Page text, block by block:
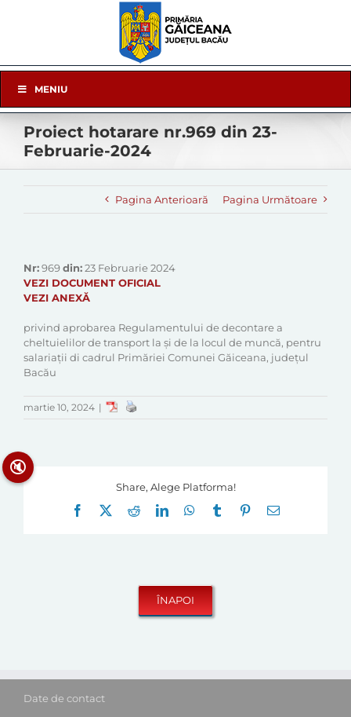
Navigation
MENIU
Proiect hotarare nr.969 din 23-
Februarie-2024
Pagina Anterioară Pagina Următoare
Nr:969din:23 Februarie 2024
VEZI DOCUMENT OFICIAL
VEZI ANEXĂ
privind aprobarea Regulamentului de decontare a
cheltuielilor de transport la și de la locul de muncă, pentru
salariații di cadrul Primăriei Comunei Găiceana, județul
Bacău
martie 10, 2024 |
Share, Alege Platforma!
Facebook
RedditLinkedInWhatsApp
Tumblr Pinterest
E-
Date de contact
🔇